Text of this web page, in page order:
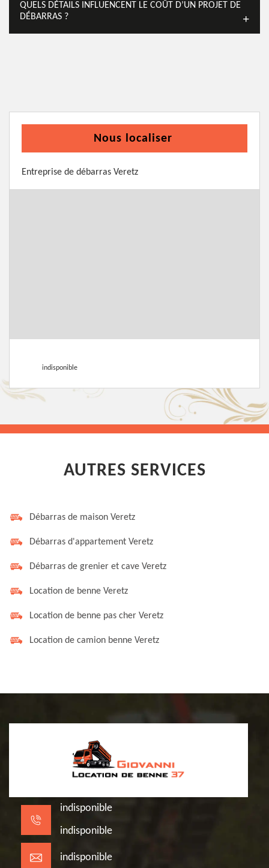
QUELS DÉTAILS INFLUENCENT LE COÛT D’UN PROJET DE
DÉBARRAS ?
Nous localiser
Entreprise de débarras Veretz
indisponible
AUTRES SERVICES
Débarras de maison Veretz
Débarras d'appartement Veretz
Débarras de grenier et cave Veretz
Location de benne Veretz
Location de benne pas cher Veretz
Location de camion benne Veretz
indisponible
indisponible
indisponible